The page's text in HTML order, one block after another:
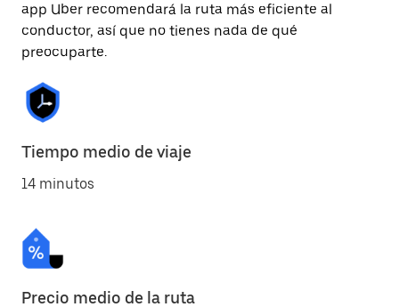
app Uber recomendará la ruta más eficiente al
conductor, así que no tienes nada de qué
preocuparte.
Tiempo medio de viaje
14 minutos
Precio medio de la ruta